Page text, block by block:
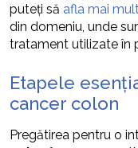
puteți să afla mai
din domeniu, unde
tratament utilizate în
Etapele
cancer colon
Pregătirea pentru o